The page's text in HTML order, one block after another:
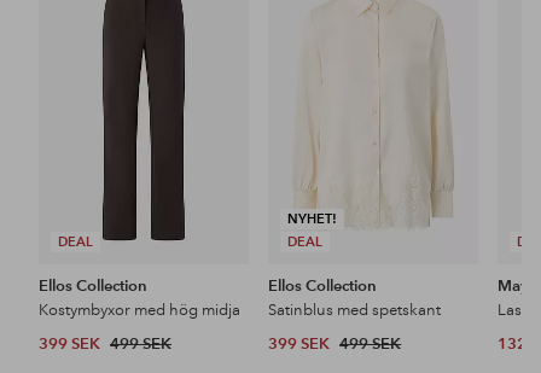
DEAL
Ellos Collection
Kostymbyxor med hög midja
399 SEK 499 SEK
NYHET!
DEAL
i
Ellos Collection
Satinblus med spetskant
399 SEK 499 SEK 132